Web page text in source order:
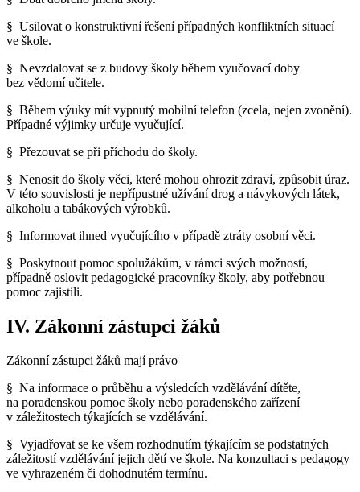
§ Usilovat o konstruktivní řešení případných konfliktních situací
ve škole.
§ Nevzdalovat se z budovy školy během vyučovací doby
bez vědomí učitele.
§ Během výuky mít vypnutý mobilní telefon (zcela, nejen zvonění).
Případné výjimky určuje vyučující.
§ Přezouvat se při příchodu do školy.
§ Nenosit do školy věci, které mohou ohrozit zdraví, způsobit úraz.
V této souvislosti je nepřípustné užívání drog a návykových látek,
alkoholu a tabákových výrobků.
§ Informovat ihned vyučujícího v případě ztráty osobní věci.
§ Poskytnout pomoc spolužákům, v rámci svých možností,
případně oslovit pedagogické pracovníky školy, aby potřebnou
pomoc zajistili.
IV. Zákonní zástupci žáků
Zákonní zástupci žáků mají právo
§ Na informace o průběhu a výsledcích vzdělávání dítěte,
na poradenskou pomoc školy nebo poradenského zařízení
v záležitostech týkajících se vzdělávání.
§ Vyjadřovat se ke všem rozhodnutím týkajícím se podstatných
záležitostí vzdělávání jejich dětí ve škole. Na konzultaci s pedagogy
ve vyhrazeném či dohodnutém termínu.